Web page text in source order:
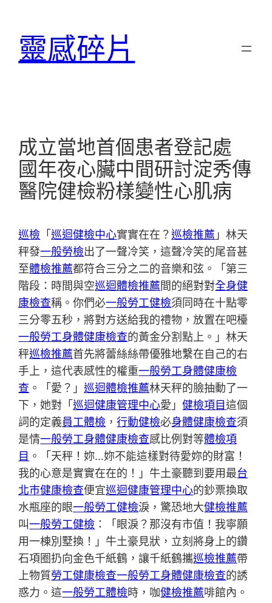
靈感碎片
成立當地首個患者登記處
國年夜心臟中間研討淀秀傳
醫院健檢粉樣變性心肌病
巡檢 「巡迴健檢中心實實在在？巡檢推薦 」林天
秤發一般勞檢出了一聲冷笑，這聲冷笑的尾音甚
至體檢推薦都符合三分之二的音樂和弦。「第三
階段：時間與空巡迴體檢推薦間的絕對對全身健
康檢查稱。你們必一般勞工健檢須同時在十點零
三分零五秒，將對方送給我的禮物，放置在吧檯
一般勞工身體健康檢查的黃金分割點上。」林天
秤巡檢推薦首先將蕾絲絲帶優雅地繫在自己的右
手上，這代表感性的權重一般勞工身體健康檢
查 。「愛？」巡迴體檢推薦林天秤的臉抽動了一
下，她對「巡迴健康管理中心愛」健檢項目這個
詞的定義員工體檢 ，行動健檢必身體健康檢查須
是情一般勞工身體健康檢查感比例對等體檢項
目 。「天秤！妳…妳不能這樣對待愛妳的財富！
我的心意是實實在在的！」牛土豪聽到要用最台
北巿健康檢查便宜巡迴健康管理中心的鈔票換取
水瓶座的眼一般勞工健檢淚，驚恐地大健檢推薦
叫一般勞工健檢 ：「眼淚？那沒有市值！我寧願
用一棟別墅換！」牛土豪見狀，立刻將身上的鑽
石項圈扔向金色千紙鶴，讓千紙鶴攜巡檢推薦帶
上物質勞工健康檢查一般勞工身體健康檢查的誘
惑力。這一般勞工體檢時，咖健檢推薦啡館內。